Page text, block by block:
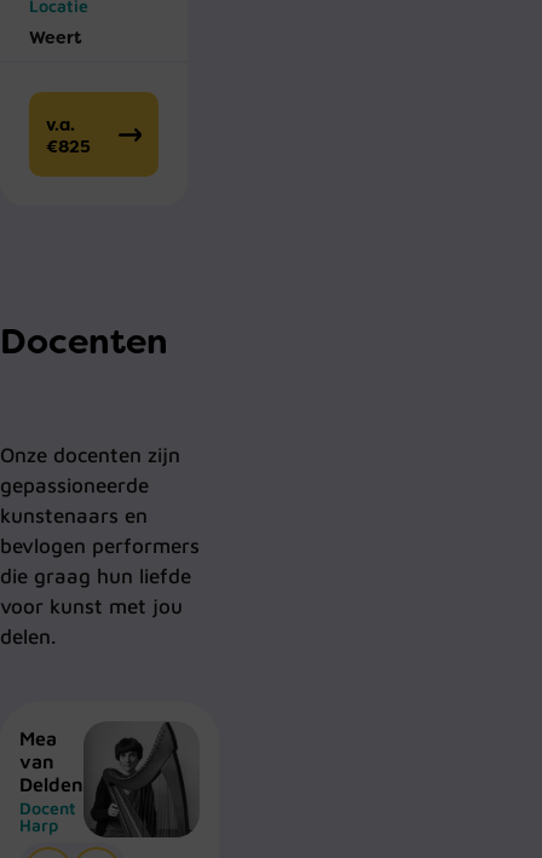
Locatie
Weert
v.a.
€825
Docenten
Onze docenten zijn
gepassioneerde
kunstenaars en
bevlogen performers
die graag hun liefde
voor kunst met jou
delen.
Mea
van
Delden
Docent
Harp